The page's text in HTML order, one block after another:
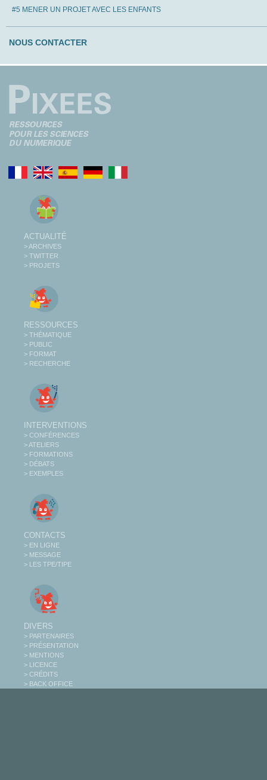
#5 MENER UN PROJET AVEC LES ENFANTS
NOUS CONTACTER
ACTUALITÉ
> ARCHIVES
> TWITTER
> PROJETS
RESSOURCES
> THÉMATIQUE
> PUBLIC
> FORMAT
> RECHERCHE
INTERVENTIONS
> CONFÉRENCES
> ATELIERS
> FORMATIONS
> DÉBATS
> EXEMPLES
CONTACTS
> EN LIGNE
> MESSAGE
> LES TPE/TIPE
DIVERS
> PARTENAIRES
> PRÉSENTATION
> MENTIONS
> LICENCE
> CRÉDITS
> BACK OFFICE